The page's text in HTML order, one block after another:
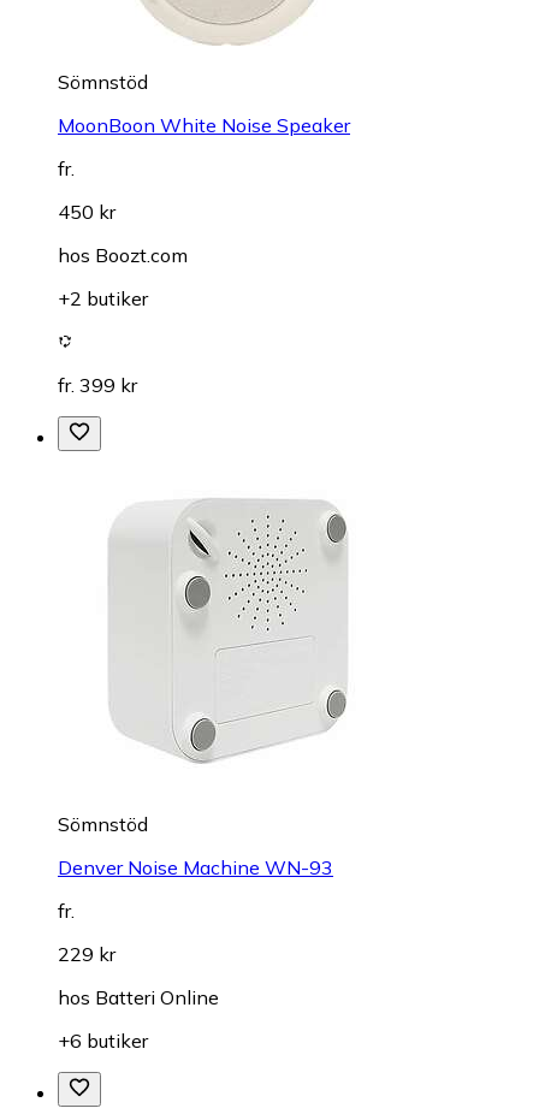
Sömnstöd
MoonBoon White Noise Speaker
fr.
450 kr
hos Boozt.com
+2 butiker
fr. 399 kr
Sömnstöd
Denver Noise Machine WN-93
fr.
229 kr
hos Batteri Online
+6 butiker